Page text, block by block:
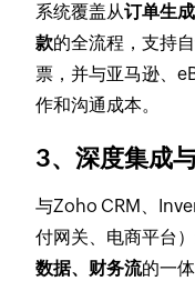
系统覆盖从订单生
款的全流程，支持
票，并与亚马逊、
作和沟通成本。
3、​深度集成
与Zoho CRM、
付网关、电商平台
数据、财务流的一